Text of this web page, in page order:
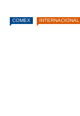
COMEX INTERNACIONAL